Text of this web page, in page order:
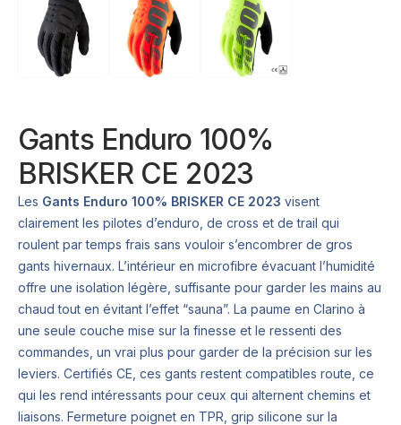
Gants Enduro 100%
BRISKER CE 2023
Les Gants Enduro 100% BRISKER CE 2023 visent
clairement les pilotes d’enduro, de cross et de trail qui
roulent par temps frais sans vouloir s’encombrer de gros
gants hivernaux. L’intérieur en microfibre évacuant l’humidité
offre une isolation légère, suffisante pour garder les mains au
chaud tout en évitant l’effet “sauna”. La paume en Clarino à
une seule couche mise sur la finesse et le ressenti des
commandes, un vrai plus pour garder de la précision sur les
leviers. Certifiés CE, ces gants restent compatibles route, ce
qui les rend intéressants pour ceux qui alternent chemins et
liaisons. Fermeture poignet en TPR, grip silicone sur la